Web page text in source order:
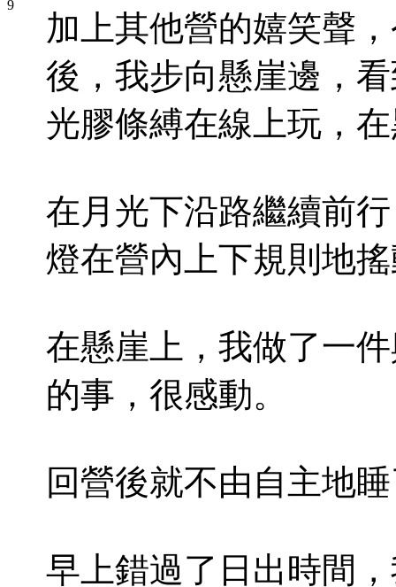
加上其他營的嬉笑聲
後，我步向懸崖邊，
光膠條縛在線上玩，
在月光下沿路繼續前
燈在營內上下規則地
在懸崖上，我做了一
的事，很感動。
回營後就不由自主地
早上錯過了日出時間